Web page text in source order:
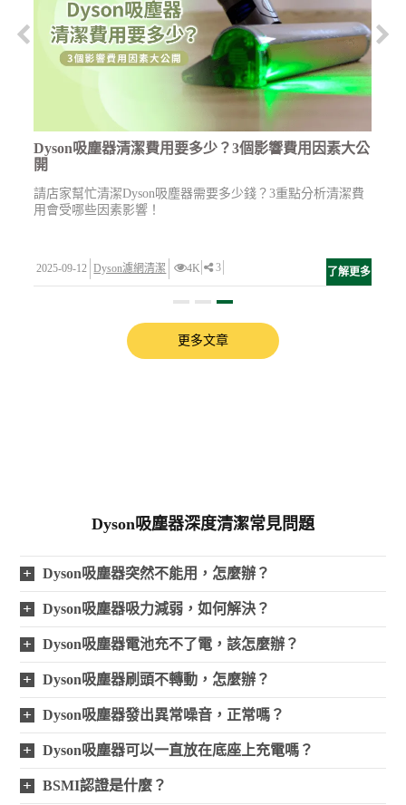
Dyson吸塵器清潔費用要多少？3個影響費用因素大公
開
請店家幫忙清潔Dyson吸塵器需要多少錢？3重點分析清潔費
用會受哪些因素影響！
2025-09-12 Dyson濾網清潔 4K 3 了解更多
更多文章
Dyson吸塵器深度清潔常見問題
Dyson吸塵器突然不能用，怎麼辦？
Dyson吸塵器吸力減弱，如何解決？
Dyson吸塵器電池充不了電，該怎麼辦？
Dyson吸塵器刷頭不轉動，怎麼辦？
Dyson吸塵器發出異常噪音，正常嗎？
Dyson吸塵器可以一直放在底座上充電嗎？
BSMI認證是什麼？